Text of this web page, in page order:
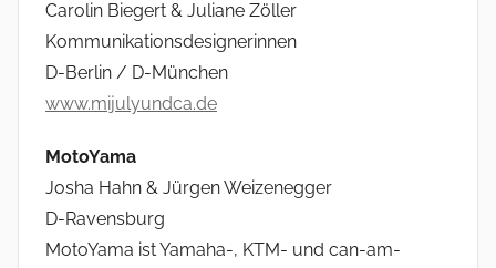
Carolin Biegert & Juliane Zöller
Kommunikationsdesignerinnen
D-Berlin / D-München
www.mijulyundca.de
MotoYama
Josha Hahn & Jürgen Weizenegger
D-Ravensburg
MotoYama ist Yamaha-, KTM- und can-am-